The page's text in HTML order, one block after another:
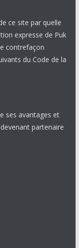
ce site par quelle
expresse de Puk
contrefaçon
du Code de la
ses avantages et
partenaire